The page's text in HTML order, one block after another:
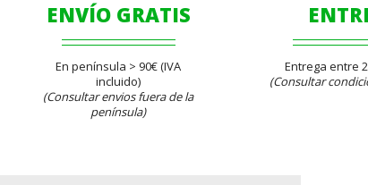
ENVÍO GRATIS
En península > 90€ (IVA
incluido)
(Consultar envios fuera de la
península)
Entrega entre
(Consultar